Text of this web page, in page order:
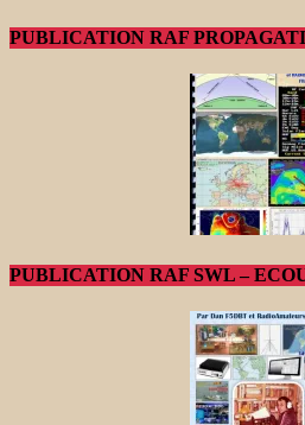
PUBLICATION RAF
PUBLICATION RAF SWL –